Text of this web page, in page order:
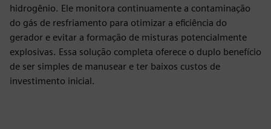
hidrogênio. Ele monitora continuamente a contaminação
do gás de resfriamento para otimizar a eficiência do
gerador e evitar a formação de misturas potencialmente
explosivas. Essa solução completa oferece o duplo benefício
de ser simples de manusear e ter baixos custos de
investimento inicial.